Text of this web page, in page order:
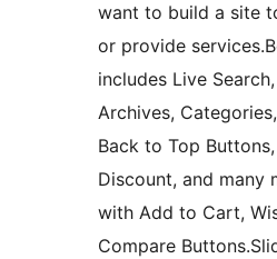
want to build a site
or provide
includes Live
Archives,
Back to Top
Discount, and many
with Add to Cart,
Compare